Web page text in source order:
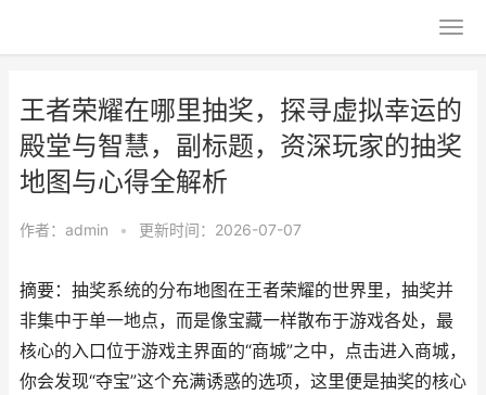
王者荣耀在哪里抽奖，探寻虚拟幸运的
殿堂与智慧，副标题，资深玩家的抽奖
地图与心得全解析
作者： admin • 更新时间：2026-07-07
摘要：抽奖系统的分布地图在王者荣耀的世界里，抽奖并
非集中于单一地点，而是像宝藏一样散布于游戏各处，最
核心的入口位于游戏主界面的“商城”之中，点击进入商城，
你会发现“夺宝”这个充满诱惑的选项，这里便是抽奖的核心